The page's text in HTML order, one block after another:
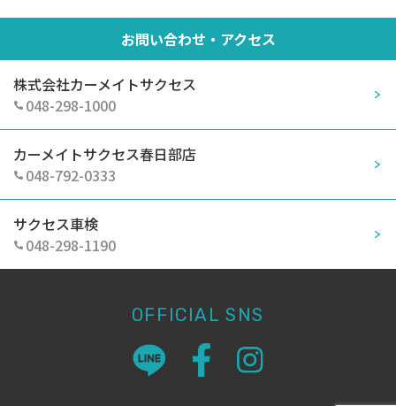
お問い合わせ・アクセス
株式会社カーメイトサクセス
048-298-1000
カーメイトサクセス春日部店
048-792-0333
サクセス車検
048-298-1190
OFFICIAL SNS